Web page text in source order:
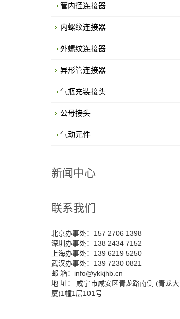
管内径连接器
内螺纹连接器
外螺纹连接器
异形管连接器
气瓶充装接头
公母接头
气动元件
新闻中心
联系我们
北京办事处：157 2706 1398
深圳办事处：138 2434 7152
上海办事处：139 6219 5250
武汉办事处：139 7230 0821
邮 箱：info@ykkjhb.cn
地 址： 咸宁市咸安区青龙路南侧 (青龙大
厦)1幢1层101号